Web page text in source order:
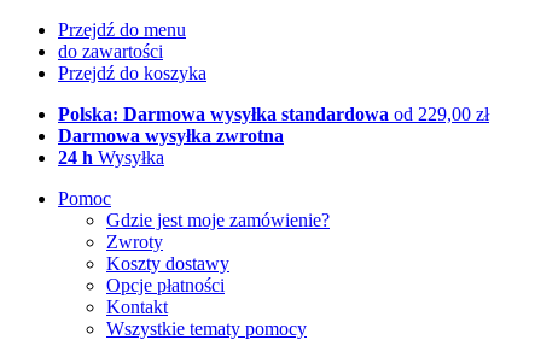
Przejdź do menu
do zawartości
Przejdź do koszyka
Polska: Darmowa wysyłka standardowa od 229,00 zł
Darmowa wysyłka zwrotna
24 h Wysyłka
Pomoc
Gdzie jest moje zamówienie?
Zwroty
Koszty dostawy
Opcje płatności
Kontakt
Wszystkie tematy pomocy